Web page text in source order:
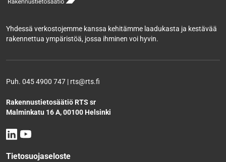
Yhdessä verkostojemme kanssa kehitämme laadukasta ja kestävää
rakennettua ympäristöä, jossa ihminen voi hyvin.
Puh. 045 4900 747 | rts@rts.fi
Rakennustietosäätiö RTS sr
Malminkatu 16 A, 00100 Helsinki
Tietosuojaseloste